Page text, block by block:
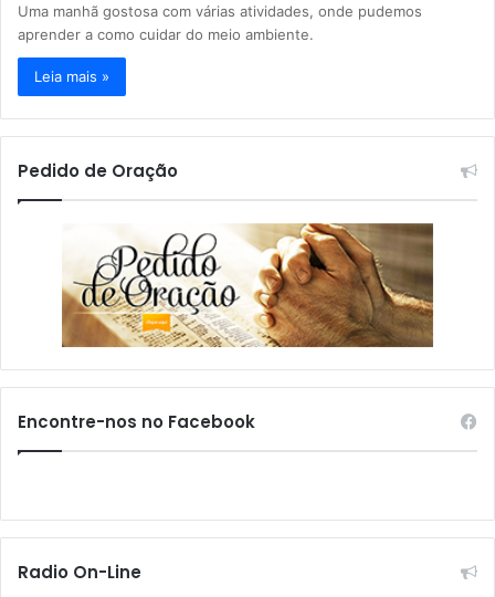
Uma manhã gostosa com várias atividades, onde pudemos
aprender a como cuidar do meio ambiente.
Leia mais »
Pedido de Oração
Encontre-nos no Facebook
Radio On-Line